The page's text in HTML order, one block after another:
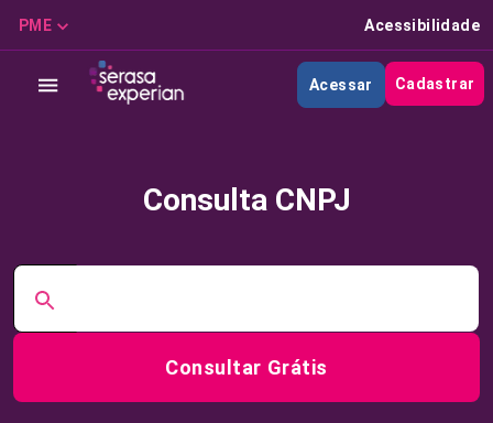
PME Acessibilidade
Acessar Cadastrar
Consulta CNPJ
Consultar Grátis